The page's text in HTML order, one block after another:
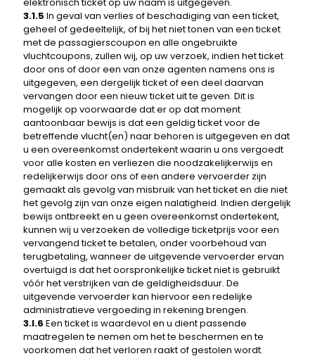
3.1.5 In geval van verlies of beschadiging van een ticket,
geheel of gedeeltelijk, of bij het niet tonen van een ticket
met de passagierscoupon en alle ongebruikte
vluchtcoupons, zullen wij, op uw verzoek, indien het ticket
door ons of door een van onze agenten namens ons is
uitgegeven, een dergelijk ticket of een deel daarvan
vervangen door een nieuw ticket uit te geven. Dit is
mogelijk op voorwaarde dat er op dat moment
aantoonbaar bewijs is dat een geldig ticket voor de
betreffende vlucht(en) naar behoren is uitgegeven en dat
u een overeenkomst ondertekent waarin u ons vergoedt
voor alle kosten en verliezen die noodzakelijkerwijs en
redelijkerwijs door ons of een andere vervoerder zijn
gemaakt als gevolg van misbruik van het ticket en die niet
het gevolg zijn van onze eigen nalatigheid. Indien dergelijk
bewijs ontbreekt en u geen overeenkomst ondertekent,
kunnen wij u verzoeken de volledige ticketprijs voor een
vervangend ticket te betalen, onder voorbehoud van
terugbetaling, wanneer de uitgevende vervoerder ervan
overtuigd is dat het oorspronkelijke ticket niet is gebruikt
vóór het verstrijken van de geldigheidsduur. De
uitgevende vervoerder kan hiervoor een redelijke
administratieve vergoeding in rekening brengen.
3.I.6 Een ticket is waardevol en u dient passende
maatregelen te nemen om het te beschermen en te
voorkomen dat het verloren raakt of gestolen wordt.